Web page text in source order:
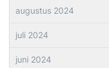
augustus 2024
juli 2024
juni 2024